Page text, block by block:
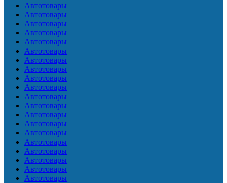
Автотовары
Автотовары
Автотовары
Автотовары
Автотовары
Автотовары
Автотовары
Автотовары
Автотовары
Автотовары
Автотовары
Автотовары
Автотовары
Автотовары
Автотовары
Автотовары
Автотовары
Автотовары
Автотовары
Автотовары